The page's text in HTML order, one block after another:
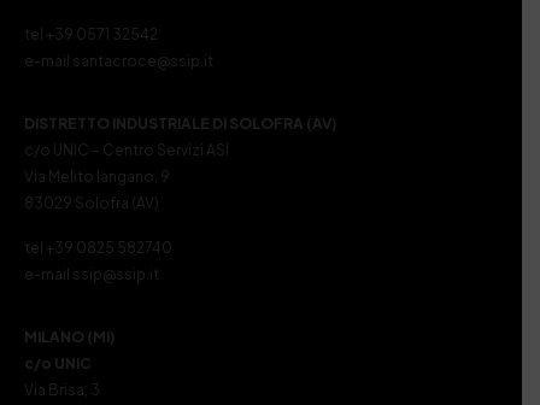
tel +39 0571 32542
e-mail santacroce@ssip.it
DISTRETTO INDUSTRIALE DI SOLOFRA (AV)
c/o UNIC – Centro Servizi ASI
Via Melito Iangano, 9
83029 Solofra (AV)
tel +39 0825 582740
e-mail ssip@ssip.it
MILANO (MI)
c/o UNIC
Via Brisa, 3